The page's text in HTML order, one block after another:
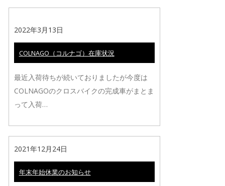
2022年3月13日
COLNAGO（コルナゴ）在庫状況
最近入荷待ちが続いておりましたが今度は
COLNAGOのクロスバイクの完成車がまとま
って入荷…
2021年12月24日
年末年始休業のお知らせ